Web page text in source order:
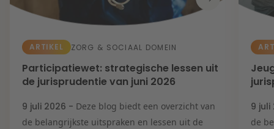
ARTIKEL ZORG & SOCIAAL DOMEIN
Participatiewet: strategische lessen uit
de jurisprudentie van juni 2026
9 juli 2026 - Deze blog biedt een overzicht van
de belangrijkste uitspraken en lessen uit de
9
de